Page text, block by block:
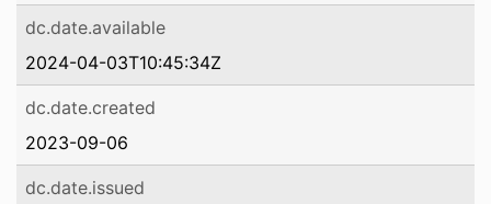
dc.date.available
2024-04-03T10:45:34Z
dc.date.created
2023-09-06
dc.date.issued